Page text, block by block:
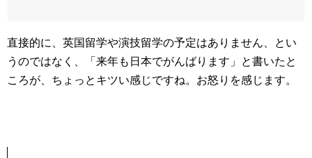
直接的に、英国留学や演技留学の予定はありません、とい
うのではなく、「来年も日本でがんばります」と書いたと
ころが、ちょっとキツい感じですね。お怒りを感じます。